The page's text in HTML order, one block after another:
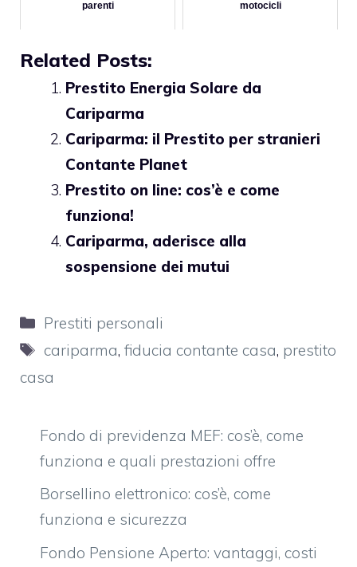
parenti
motocicli
Related Posts:
Prestito Energia Solare da
Cariparma
Cariparma: il Prestito per stranieri
Contante Planet
Prestito on line: cos’è e come
funziona!
Cariparma, aderisce alla
sospensione dei mutui
Categorie
Prestiti personali
Tag
cariparma,fiducia contante casa, prestito
casa
Fondo di previdenza MEF: cos’è, come
funziona e quali prestazioni offre
Borsellino elettronico: cos’è, come
funziona e sicurezza
Fondo Pensione Aperto: vantaggi, costi